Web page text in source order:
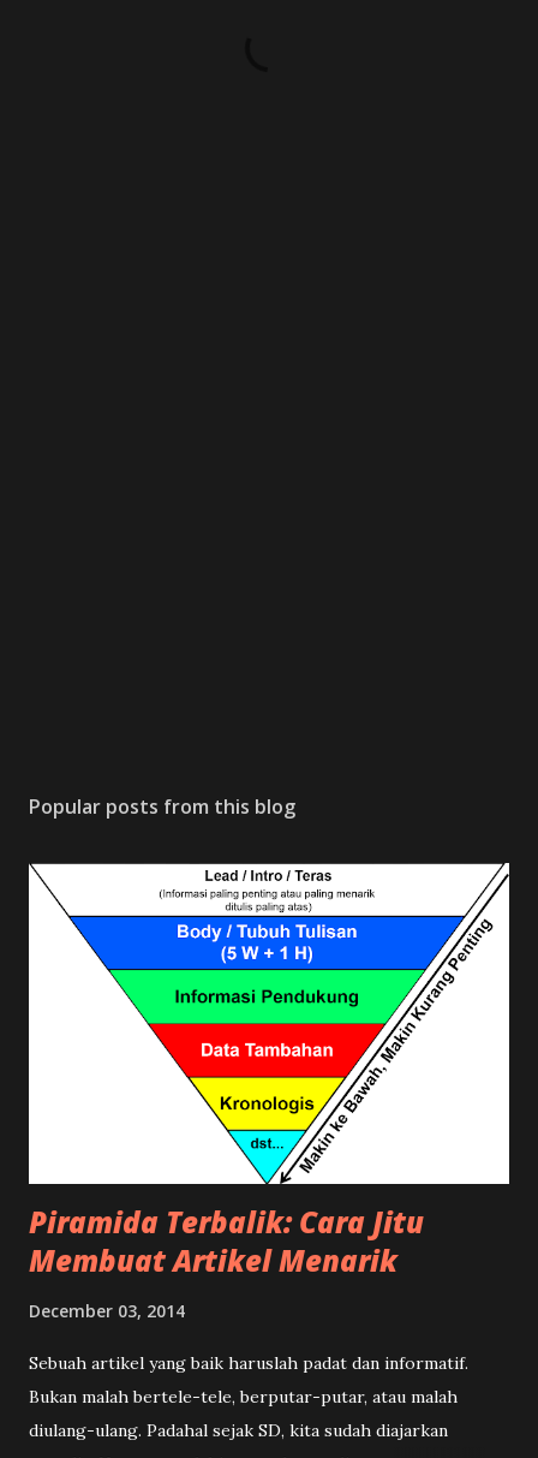
Popular posts from this blog
Piramida Terbalik: Cara Jitu
Membuat Artikel Menarik
December 03, 2014
Sebuah artikel yang baik haruslah padat dan informatif.
Bukan malah bertele-tele, berputar-putar, atau malah
diulang-ulang. Padahal sejak SD, kita sudah diajarkan